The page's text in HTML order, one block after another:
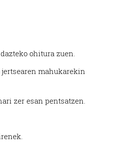
ohitura zuen.
mahukarekin
zer esan pentsatzen.